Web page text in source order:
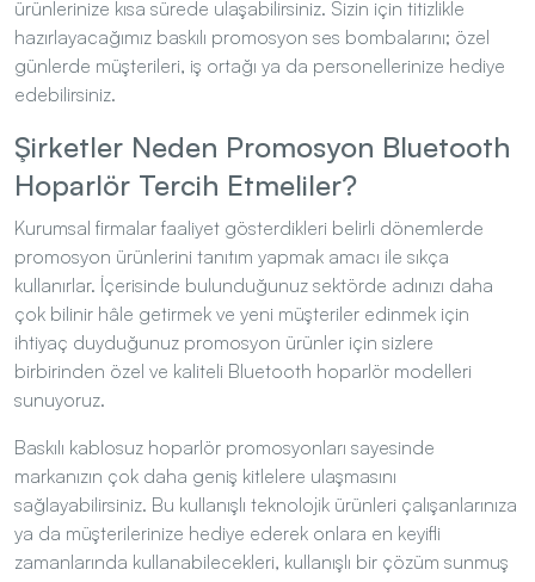
Web sitemizde size daha iyi hizmet verebilmek için çerezler
kullanılmaktadır. Kabul Et seçeneği ile tüm çerezleri kabul
edebilir veya Ayarlar seçeneği ile çerezler hakkında daha fazla
bilgi alıp tercihlerinizi yönetebilirsiniz.Çerez Politikası
hazırlayacağımız baskılı promosyon ses bombalarını; özel
günlerde müşterileri, iş ortağı ya da personellerinize hediye
edebilirsiniz.
Hoparlör Tercih Etmeliler?
Kurumsal firmalar faaliyet gösterdikleri belirli dönemlerde
promosyon ürünlerini tanıtım yapmak amacı ile sıkça
kullanırlar. İçerisinde bulunduğunuz sektörde adınızı daha
çok bilinir hâle getirmek ve yeni müşteriler edinmek için
ihtiyaç duyduğunuz promosyon ürünler için sizlere
birbirinden özel ve kaliteli Bluetooth hoparlör modelleri
sunuyoruz.
markanızın çok daha geniş kitlelere ulaşmasını
sağlayabilirsiniz. Bu kullanışlı teknolojik ürünleri çalışanlarınıza
ya da müşterilerinize hediye ederek onlara en keyifli
zamanlarında kullanabilecekleri, kullanışlı bir çözüm sunmuş
olursunuz. Bu ürünler aracılığı ile keyifle dinlenen şarkılara siz